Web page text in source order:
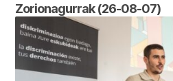
Zorionagurrak (26-08-07)